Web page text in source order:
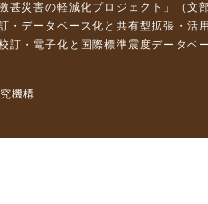
甚災害の軽減化プロジェクト」（
・データベース化と共有型拡張・
訂・電子化と国際標準震度データ
機構